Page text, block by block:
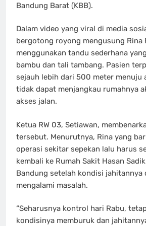
Bandung Barat (KBB).
Dalam video yang viral di media
bergotong royong mengusung Rina
menggunakan tandu sederhana
bambu dan tali tambang. Pasien
sejauh lebih dari 500 meter menuju
tidak dapat menjangkau rumahnya
akses jalan.
Ketua RW 03, Setiawan,
tersebut. Menurutnya, Rina yang
operasi sekitar sepekan lalu harus
kembali ke Rumah Sakit Hasan
Bandung setelah kondisi jahitannya
mengalami masalah.
“Seharusnya kontrol hari Rabu,
kondisinya memburuk dan